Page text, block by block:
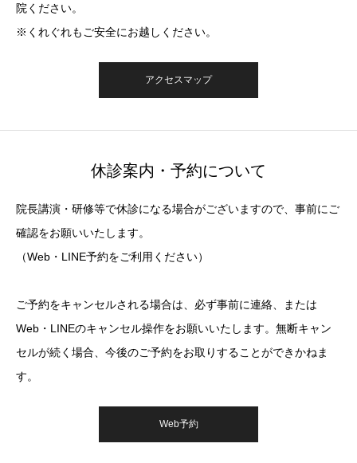
院ください。
※くれぐれもご安全にお越しください。
アクセスマップ
休診案内・予約について
院長講演・研修等で休診になる場合がございますので、事前にご
確認をお願いいたします。
（Web・LINE予約をご利用ください）
ご予約をキャンセルされる場合は、必ず事前に連絡、または
Web・LINEのキャンセル操作をお願いいたします。無断キャン
セルが続く場合、今後のご予約をお取りすることができかねま
す。
Web予約